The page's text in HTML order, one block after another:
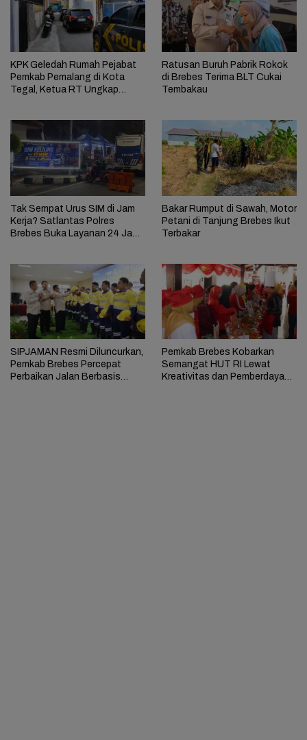
KPK Geledah Rumah Pejabat
Pemkab Pemalang di Kota
Tegal, Ketua RT Ungkap
Ratusan Buruh Pabrik Rokok
di Brebes Terima BLT Cukai
Tembakau
Tak Sempat Urus SIM di Jam
Kerja? Satlantas Polres
Brebes Buka Layanan 24 Jam
Bakar Rumput di Sawah, Motor
Petani di Tanjung Brebes Ikut
Terbakar
SIPJAMAN Resmi Diluncurkan,
Pemkab Brebes Percepat
Perbaikan Jalan Berbasis
Pemkab Brebes Kobarkan
Semangat HUT RI Lewat
Kreativitas dan Pemberdayaan